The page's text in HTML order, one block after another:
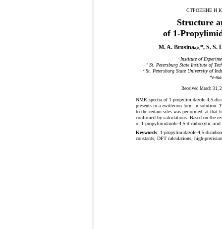
СТРОЕНИЕ И
Structure
of 1-
M. A. Brusinaa,b,*, S. S.
a Institute of
b St. Petersburg State Institute of
c St. Petersburg State University of
*e-
Received March 31,
NMR spectra of 1-propylimidazole-4,5-
presents in a zwitterion form in solution.
to the certain sites was performed, at that
confirmed by calculations. Based on the
of 1-propylimidazole-4,5-dicarboxylic acid
Keywords: 1-propylimidazole-4,5-
constants, DFT calculations, high-